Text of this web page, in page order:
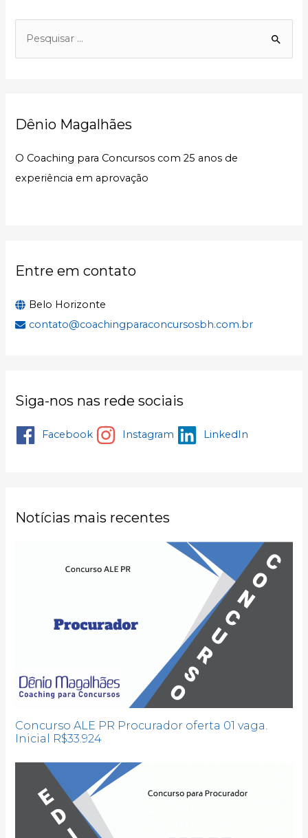
i
:
Dênio Magalhães
O Coaching para Concursos com 25 anos de
experiência em aprovação
Entre em contato
Belo Horizonte
contato@coachingparaconcursosbh.com.br
Siga-nos nas rede sociais
Facebook Instagram LinkedIn
Notícias mais recentes
Concurso ALE PR Procurador oferta 01 vaga.
Inicial R$33.924